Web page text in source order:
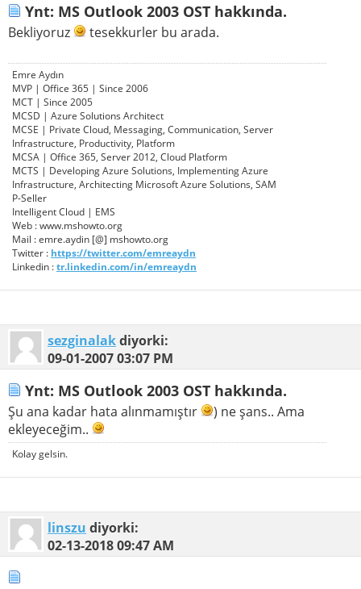
Ynt: MS Outlook 2003 OST hakkında.
Bekliyoruz tesekkurler bu arada.
Emre Aydın
MVP | Office 365 | Since 2006
MCT | Since 2005
MCSD | Azure Solutions Architect
MCSE | Private Cloud, Messaging, Communication, Server
Infrastructure, Productivity, Platform
MCSA | Office 365, Server 2012, Cloud Platform
MCTS | Developing Azure Solutions, Implementing Azure
Infrastructure, Architecting Microsoft Azure Solutions, SAM
P-Seller
Intelligent Cloud | EMS
Web : www.mshowto.org
Mail : emre.aydin [@] mshowto.org
Twitter : https://twitter.com/emreaydn
Linkedin :tr.linkedin.com/in/emreaydn
sezginalakdiyorki:
09-01-200703:07 PM
Ynt: MS Outlook 2003 OST hakkında.
Şu ana kadar hata alınmamıştır
) ne şans.. Ama
ekleyeceğim..
Kolay gelsin.
linszu diyorki:
02-13-201809:47 AM